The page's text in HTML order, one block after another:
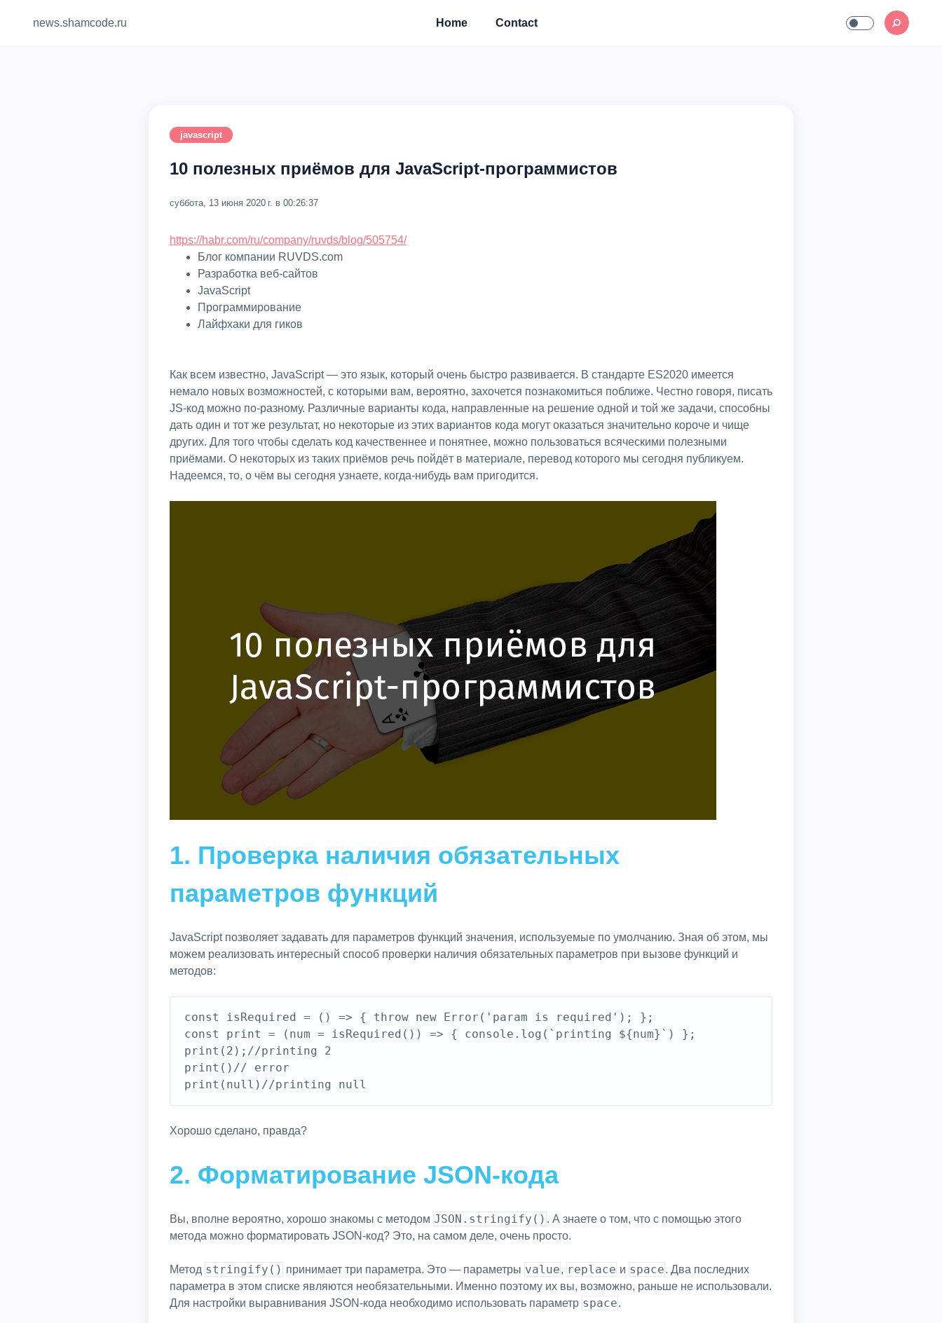
news.shamcode.ru Home Contact
javascript
10 полезных приёмов для JavaScript-программистов
суббота, 13 июня 2020 г. в 00:26:37
https://habr.com/ru/company/ruvds/blog/505754/
Блог компании RUVDS.com
Разработка веб-сайтов
JavaScript
Программирование
Лайфхаки для гиков
Как всем известно, JavaScript — это язык, который очень быстро развивается. В стандарте ES2020 имеется
немало новых возможностей, с которыми вам, вероятно, захочется познакомиться поближе. Честно говоря, писать
JS-код можно по-разному. Различные варианты кода, направленные на решение одной и той же задачи, способны
дать один и тот же результат, но некоторые из этих вариантов кода могут оказаться значительно короче и чище
других. Для того чтобы сделать код качественнее и понятнее, можно пользоваться всяческими полезными
приёмами. О некоторых из таких приёмов речь пойдёт в материале, перевод которого мы сегодня публикуем.
Надеемся, то, о чём вы сегодня узнаете, когда-нибудь вам пригодится.
1. Проверка наличия обязательных
параметров функций
JavaScript позволяет задавать для параметров функций значения, используемые по умолчанию. Зная об этом, мы
можем реализовать интересный способ проверки наличия обязательных параметров при вызове функций и
методов:
const isRequired = () => { throw new Error('param is required'); };
const print = (num = isRequired()) => { console.log(`printing ${num}`) };
print(2);//printing 2
print()// error
Хорошо сделано, правда?
2. Форматирование JSON-кода
Вы, вполне вероятно, хорошо знакомы с методом JSON.stringify() . А знаете о том, что с помощью этого
метода можно форматировать JSON-код? Это, на самом деле, очень просто.
Метод stringify() принимает три параметра. Это — параметры value, replace и space. Два последних
параметра в этом списке являются необязательными. Именно поэтому их вы, возможно, раньше не использовали.
Для настройки выравнивания JSON-кода необходимо использовать параметр space.